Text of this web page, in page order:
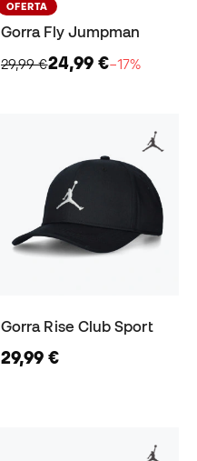
OFERTA
Gorra Fly Jumpman
29,99 €24,99 €−17%
Gorra Rise Club Sport
29,99 €